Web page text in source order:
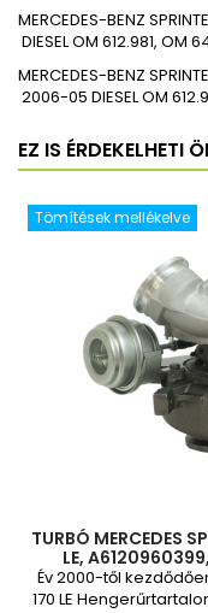
MERCEDES-BENZ
DIESELOM 612.981, OM
MERCEDES-BENZ
2006-05 DIESELOM
EZ IS ÉRDEKELHETI
Tömítések mellékelve
TURBÓ MERCEDES
LE,
6120960399,
709838-3,
Év 2000-től
170 LE